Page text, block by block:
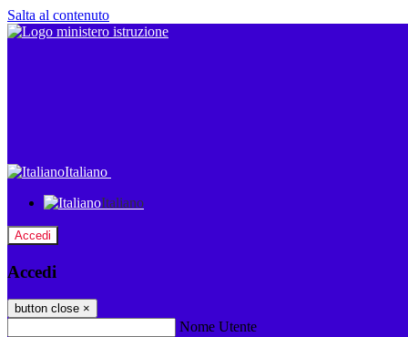
Salta al contenuto
Italiano
Italiano
Accedi
Accedi
button close ×
Nome Utente